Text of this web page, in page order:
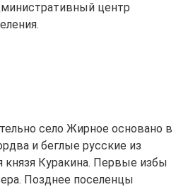
центр
село Жирное основано в
и беглые русские из
князя Куракина. Первые избы
Позднее поселенцы